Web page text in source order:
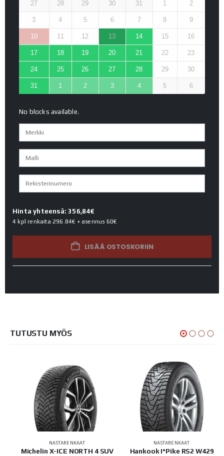
27 28 29 30 31 1 2
3 4 5 6 7 8 9
10 11 12 13 14 15 16
17 18 19 20 21 22 23
24 25 26 27 28 29 30
31 1 2 3 4 5 6
No blocks available.
Hinta yhteensä: 356,84€
4 kpl renkaita 296.84€ + asennus 60€
LISÄÄ OSTOSKORIIN
TUTUSTU MYÖS
NASTARENKAAT
Michelin X-ICE NORTH 4 SUV
NASTARENKAAT
Hankook I*Pike RS2 W429